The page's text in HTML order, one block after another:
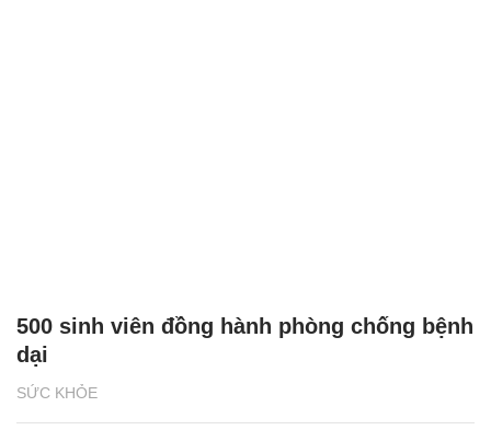
SỨC KHỎE
500 sinh viên đồng hành phòng chống bệnh
dại